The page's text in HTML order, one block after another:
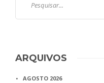
ARQUIVOS
AGOSTO 2026